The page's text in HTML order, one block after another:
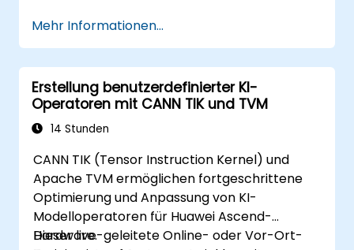
Mehr Informationen...
Erstellung benutzerdefinierter KI-
Operatoren mit CANN TIK und TVM
14 Stunden
CANN TIK (Tensor Instruction Kernel) und
Apache TVM ermöglichen fortgeschrittene
Optimierung und Anpassung von KI-
Modelloperatoren für Huawei Ascend-
Hardware.
Dieser live-geleitete Online- oder Vor-Ort-